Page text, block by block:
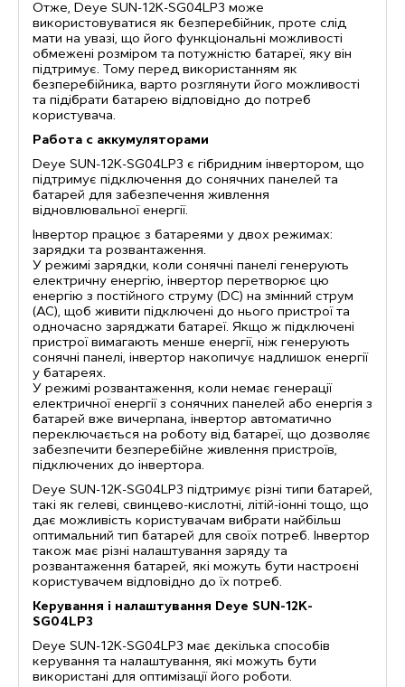
Отже, Deye SUN-12K-SG04LP3 може
використовуватися як безперебійник, проте слід
мати на увазі, що його функціональні можливості
обмежені розміром та потужністю батареї, яку він
підтримує. Тому перед використанням як
безперебійника, варто розглянути його можливості
та підібрати батарею відповідно до потреб
користувача.
Работа с аккумуляторами
Deye SUN-12K-SG04LP3 є гібридним інвертором, що
підтримує підключення до сонячних панелей та
батарей для забезпечення живлення
відновлювальної енергії.
Інвертор працює з батареями у двох режимах:
зарядки та розвантаження.
У режимі зарядки, коли сонячні панелі генерують
електричну енергію, інвертор перетворює цю
енергію з постійного струму (DC) на змінний струм
(AC), щоб живити підключені до нього пристрої та
одночасно заряджати батареї. Якщо ж підключені
пристрої вимагають менше енергії, ніж генерують
сонячні панелі, інвертор накопичує надлишок енергії
у батареях.
У режимі розвантаження, коли немає генерації
електричної енергії з сонячних панелей або енергія з
батарей вже вичерпана, інвертор автоматично
переключається на роботу від батареї, що дозволяє
забезпечити безперебійне живлення пристроїв,
підключених до інвертора.
Deye SUN-12K-SG04LP3 підтримує різні типи батарей,
такі як гелеві, свинцево-кислотні, літій-іонні тощо, що
дає можливість користувачам вибрати найбільш
оптимальний тип батарей для своїх потреб. Інвертор
також має різні налаштування заряду та
розвантаження батарей, які можуть бути настроєні
користувачем відповідно до їх потреб.
Керування і налаштування Deye SUN-12K-
SG04LP3
Deye SUN-12K-SG04LP3 має декілька способів
керування та налаштування, які можуть бути
використані для оптимізації його роботи.